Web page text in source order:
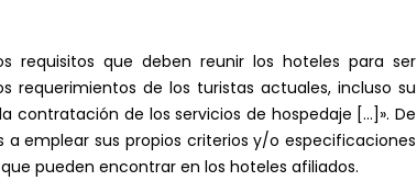
requisitos que deben reunir los hoteles para ser
requerimientos de los turistas actuales, incluso su
contratación de los servicios de hospedaje […]». De
emplear sus propios criterios y/o especificaciones
pueden encontrar en los hoteles afiliados.